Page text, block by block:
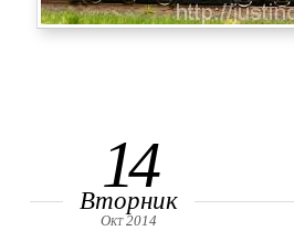
14
Вторник
Окт 2014